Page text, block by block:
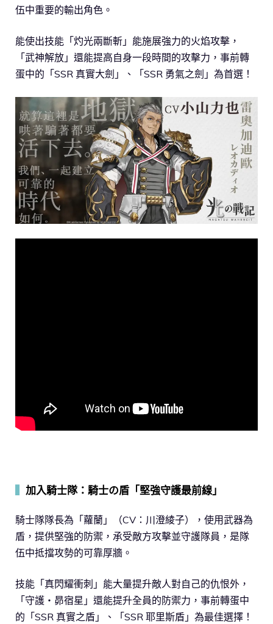
伍中重要的輸出角色。
能使出技能「灼光兩斷斬」能施展強力的火焰攻擊，
「武神解放」還能提高自身一段時間的攻擊力，事前轉
蛋中的「SSR 真實大劍」、「SSR 勇氣之劍」為首選！
加入騎士隊：騎士の盾「堅強守護最前線」
騎士隊隊長為「蘿蘭」（CV：川澄綾子），使用武器為
盾，提供堅強的防禦，承受敵方攻擊並守護隊員，是隊
伍中抵擋攻勢的可靠厚牆。
技能「真閃耀衝刺」能大量提升敵人對自己的仇恨外，
「守護‧昴宿星」還能提升全員的防禦力，事前轉蛋中
的「SSR 真實之盾」、「SSR 耶里斯盾」為最佳選擇！